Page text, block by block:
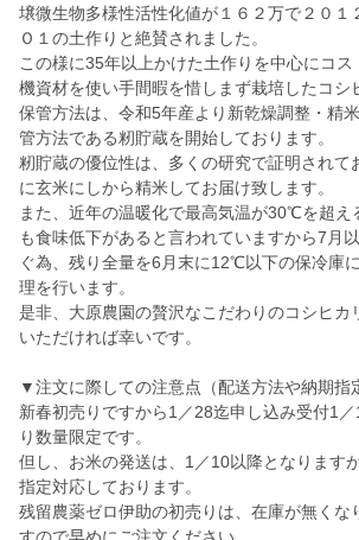
壌微生物多様性活性化値が１６２万で２０１
Ｏ１の土作りと絶賛されました。
この様に35年以上かけた土作りを中心にコ
機資材を使い手間暇を惜しまず栽培したコシ
保管方法は、令和5年産より新乾燥調整・精
管方法である籾貯蔵を開始しております。
籾貯蔵の優位性は、多くの研究で証明されて
に玄米にしから精米してお届け致します。
また、近年の温暖化で最高気温が30℃を超え
も食味低下があると言われていますから7月
ぐ為、残り全量を6月末に12℃以下の保冷庫
理を行います。
是非、大原農園の贅沢なこだわりのコシヒカ
いただければ幸いです。
▼注文に際しての注意点（配送方法や納期指
新春初売りですから1／28迄申し込み受付1
り数量限定です。
但し、お米の発送は、1／10以降となります
指定対応しております。
残留農薬ゼロ伊助の初売りは、在庫が無くな